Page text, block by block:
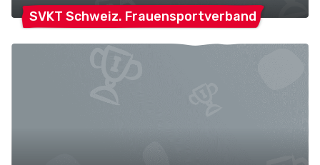
SVKT Schweiz. Frauensportverband